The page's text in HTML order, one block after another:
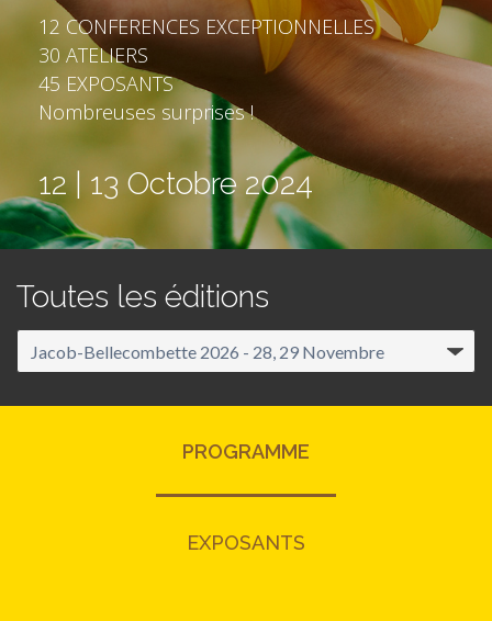
12 CONFERENCES EXCEPTIONNELLES
30 ATELIERS
45 EXPOSANTS
Nombreuses surprises !
12 | 13 Octobre 2024
Toutes les éditions
PROGRAMME
EXPOSANTS